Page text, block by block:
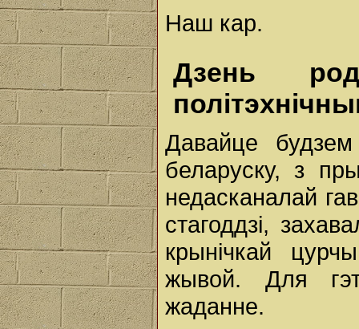
Наш кар.
Дзень
Давайце
беларуску, з
недасканалай
стагоддзі,
крынічкай
жывой. Для
жаданне.